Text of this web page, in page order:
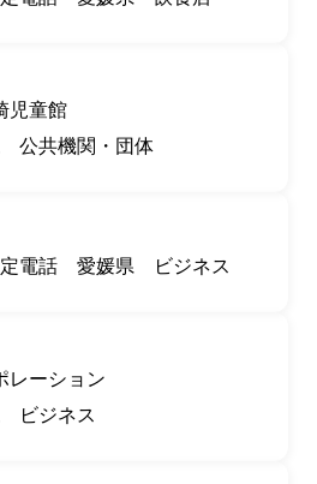
児童館
公共機関・団体
電話 愛媛県 ビジネス
レーション
ビジネス